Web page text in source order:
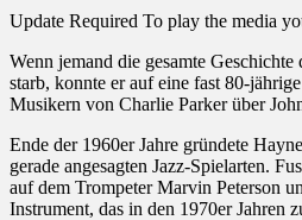
Update Required To play the media
Wenn jemand die gesamte
starb, konnte er auf eine fast 80-
Musikern von Charlie Parker über
Ende der 1960er Jahre gründete
gerade angesagten Jazz-Spielarten.
auf dem Trompeter Marvin Peterson
Instrument, das in den 1970er